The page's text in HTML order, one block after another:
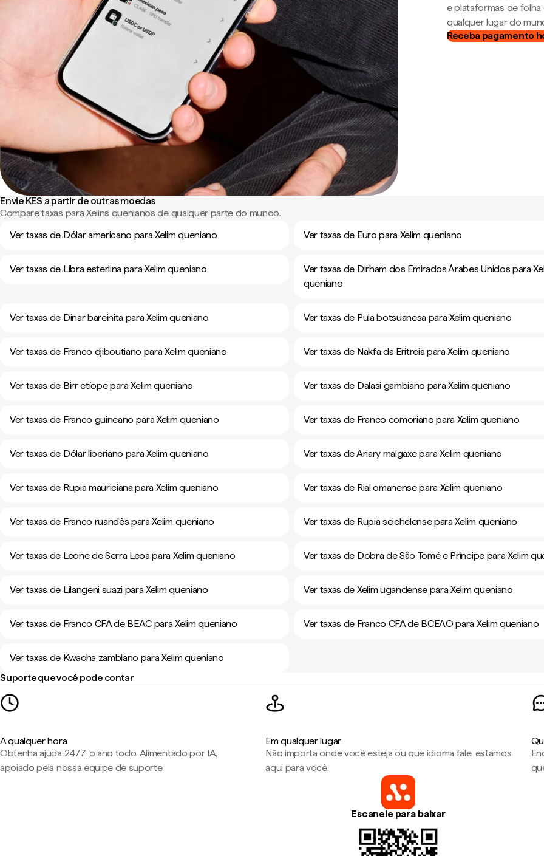
e plataformas de
qualquer lugar do
Receba pagamento
Envie KES a partir de outras moedas
Compare taxas para Xelins quenianos de qualquer parte do mundo.
Ver taxas de Dólar americano para Xelim queniano
Ver taxas de Euro para Xelim queniano
Ver taxas de Libra esterlina para Xelim queniano
Ver taxas de Dirham dos Emirados Árabes Unidos para
queniano
Ver taxas de Dinar bareinita para Xelim queniano Ver taxas de Pula botsuanesa para Xelim queniano
Ver taxas de Franco djiboutiano para Xelim queniano Ver taxas de Nakfa da Eritreia para Xelim queniano
Ver taxas de Birr etíope para Xelim queniano Ver taxas de Dalasi gambiano para Xelim queniano
Ver taxas de Franco guineano para Xelim queniano Ver taxas de Franco comoriano para Xelim queniano
Ver taxas de Dólar liberiano para Xelim queniano Ver taxas de Ariary malgaxe para Xelim queniano
Ver taxas de Rupia mauriciana para Xelim queniano Ver taxas de Rial omanense para Xelim queniano
Ver taxas de Franco ruandês para Xelim queniano Ver taxas de Rupia seichelense para Xelim queniano
Ver taxas de Leone de Serra Leoa para Xelim queniano Ver taxas de Dobra de São Tomé e Príncipe para Xelim
Ver taxas de Lilangeni suazi para Xelim queniano Ver taxas de Xelim ugandense para Xelim queniano
Ver taxas de Franco CFA de BEAC para Xelim queniano Ver taxas de Franco CFA de BCEAO para Xelim queniano
Ver taxas de Kwacha zambiano para Xelim queniano
Suporte que você pode contar
A qualquer hora
Obtenha ajuda 24/7, o ano todo. Alimentado por IA,
apoiado pela nossa equipe de suporte.
Em qualquer lugar
Não importa onde você esteja ou que idioma fale, estamos
aqui para você.
Escaneie para baixar